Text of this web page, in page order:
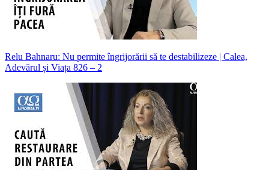
Relu Bahnaru: Nu permite îngrijorării să te destabilizeze | Calea,
Adevărul și Viața 826 – 2